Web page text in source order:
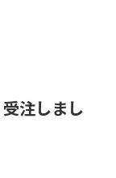
注しまし